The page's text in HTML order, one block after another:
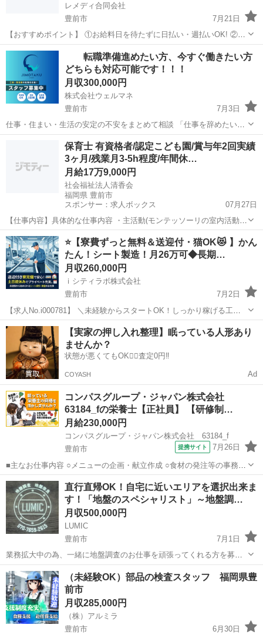
レメディ合同会社
豊前市
7月21日
【おすすめポイント】 ①お給料日を待たずに日払い・週払いOK! ②今
だけ入社祝金30〜100万円ドドーンと支給!! 月収30万円以上、年収400
万円以上も可能 入社祝金とあわせて1年で500万稼ごっ✊️ ③...
福岡 豊前市 物流 社宅
転職準備進めたい方、今すぐ働きたい方
どちらも対応可能です！！！
月収300,000円
株式会社ウェルマネ
豊前市
7月3日
仕事・住まい・生活の安定の不安をまとめて相談 「仕事を辞めたいけ
どお金が不安…」 「今すぐ住む場所と仕事が必要…」 「転職したいけ
ど何から始めればいいかわからない…」 あなたの不安を目的に合わせ
てプロが解決し...
物流 未経験
保育士 有資格者/認定こども園/賞与年2回実績
3ヶ月/残業月3-5h程度/年間休…
月給17万9,000円
社会福祉法人清香会
福岡県 豊前市
スポンサー：求人ボックス
07月27日
【仕事内容】具体的な仕事内容 ・主活動(モンテッソーリの室内活動、
戸外あそび(園庭・散歩)、スポーツ教室、ライモーメソッド、あるて
(芸術活動)、クッキングなど多彩な活動を行なっています) ・着替えや
食事の補助 など 保育への想い...
正社員
⭐【寮費ずっと無料＆送迎付・猫OK😻 】かん
たん！シート製造！月26万可◆長期…
月収260,000円
ｉシティラボ株式会社
豊前市
7月2日
【求人No.i000781】 ＼未経験からスタートOK！しっかり稼げる工場
ワーク🧑‍🏭／ 👉ここがポイント 🚩時給1600円（深夜は時給2000円）
でしっかり収入💮 🚩寮費ずっと無料！ラクラク送迎🎵猫OK😸 🚩...
福岡 豊前市 その他 未経験
【実家の押し入れ整理】眠っている人形あり
ませんか？
状態が悪くてもOK🙆‍♀️査定0円‼️
COYASH Ad
コンパスグループ・ジャパン株式会社
63184_fの栄養士【正社員】 【研修制…
月給230,000円
コンパスグループ・ジャパン株式会社 63184_f
豊前市
提携サイト 7月26日
■主なお仕事内容 ○メニューの企画・献立作成 ○食材の発注等の事務作
業 ○調理補助 等 入社後の主な流れ ・入社後は店長と一緒に店舗全
体の把握をしながら業務を覚えて頂きます。 ↓ ・お仕事が慣れてきた
ら、献立・メニューの...
福岡 豊前市 栄養士
直行直帰OK！自宅に近いエリアを選択出来ま
す！「地盤のスペシャリスト」～地盤調…
月収500,000円
LUMIC
豊前市
7月1日
業務拡大中の為、一緒に地盤調査のお仕事を頑張ってくれる方を募集
しております！ 地盤調査とは、建物を建てる前にその地盤が大丈夫な
のかを調査をする大事な作業になります！ 難しい作業に感じるかもし
れませんが、作業自体は機械...
福岡 豊前市 その他 業務
（未経験OK）部品の検査スタッフ 福岡県豊
前市
月収285,000円
（株）アルミラ
豊前市
6月30日